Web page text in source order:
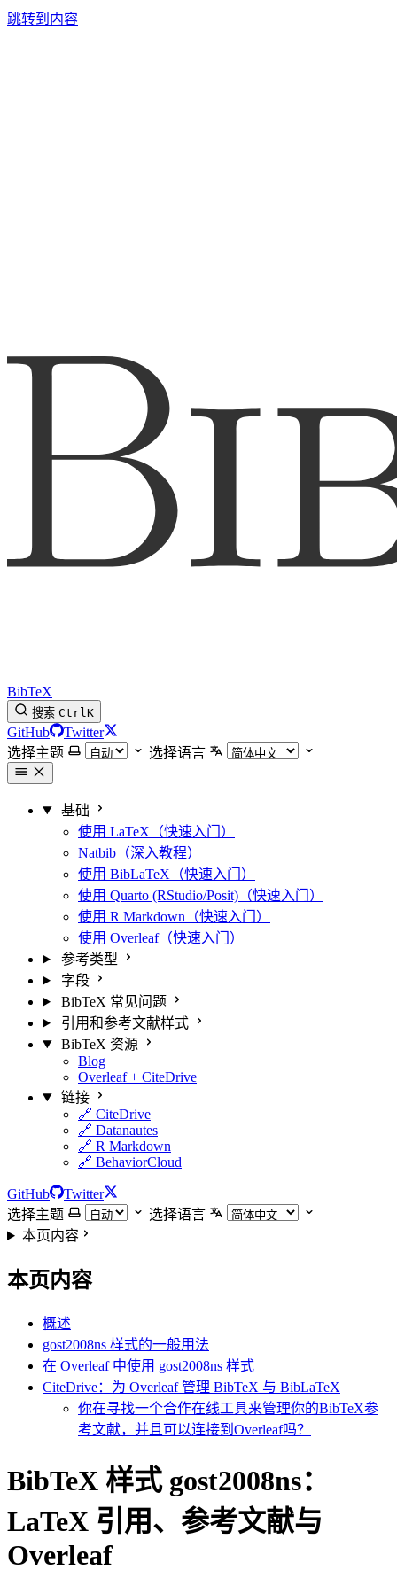
跳转到内容
BibTeX
搜索 CtrlK
GitHub
Twitter
选择主题
选择语言
基础
使用 LaTeX（快速入门）
Natbib（深入教程）
使用 BibLaTeX（快速入门）
使用 Quarto (RStudio/Posit)（快速入门）
使用 R Markdown（快速入门）
使用 Overleaf（快速入门）
参考类型
字段
BibTeX 常见问题
引用和参考文献样式
BibTeX 资源
Blog
Overleaf + CiteDrive
链接
🔗 CiteDrive
🔗 Datanautes
🔗 R Markdown
🔗 BehaviorCloud
GitHub
Twitter
选择主题
选择语言
本页内容
本页内容
概述
gost2008ns 样式的一般用法
在 Overleaf 中使用 gost2008ns 样式
CiteDrive：为 Overleaf 管理 BibTeX 与 BibLaTeX
你在寻找一个合作在线工具来管理你的BibTeX参
考文献，并且可以连接到Overleaf吗？
BibTeX 样式 gost2008ns：
LaTeX 引用、参考文献与
Overleaf